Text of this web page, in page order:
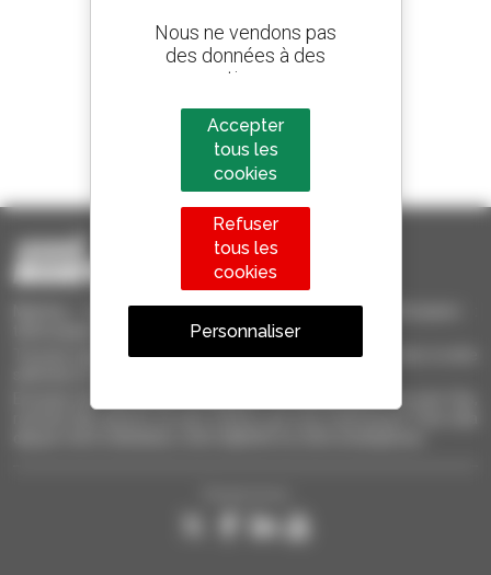
Manitou partout dans le monde
1 chariot télescopique sur 4
vendu dans le monde est un Manitou
Manitou Occasion - Matériel de Manutention d'Occasion :
télescopique, chariot à mât, nacelle élévatrice
Trouvez rapidement des machines d'occasion, ajoutez-les à votre
Nous ne vendons pas
des données à des
tiers
Accepter
tous les
cookies
Refuser
tous les
cookies
Personnaliser